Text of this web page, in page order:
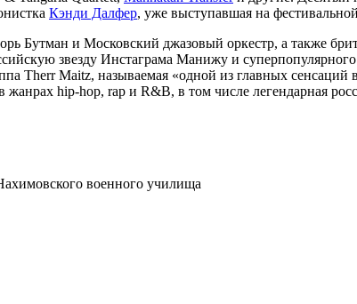
Кэнди Далфер, уже выступавшая на
Бутман и Московский джазовый оркестр, а также
звезду Инстаграма Манижу и
Maitz, называемая «одной из главных сенсаций
hip-hop, rap и R&B, в том числе легендарная
военного училища